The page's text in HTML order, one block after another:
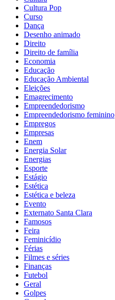
Cultura Pop
Curso
Dança
Desenho animado
Direito
Direito de família
Economia
Educação
Educação Ambiental
Eleições
Emagrecimento
Empreendedorismo
Empreendedorismo feminino
Empregos
Empresas
Enem
Energia Solar
Energias
Esporte
Estágio
Estética
Estética e beleza
Evento
Externato Santa Clara
Famosos
Feira
Feminicídio
Férias
Filmes e séries
Finanças
Futebol
Geral
Golpes